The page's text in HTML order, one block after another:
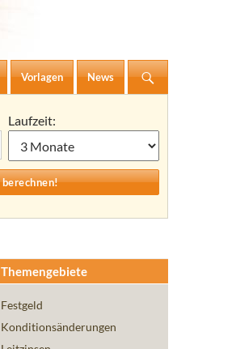
Vorlagen News
Laufzeit:
Themengebiete
Festgeld
Konditionsänderungen